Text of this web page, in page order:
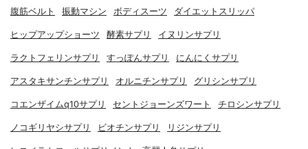
腹筋ベルト 振動マシン ボディスーツ ダイエットスリッパ
ヒップアップショーツ 酵素サプリ イヌリンサプリ
ラクトフェリンサプリ すっぽんサプリ にんにくサプリ
アスタキサンチンサプリ オルニチンサプリ グリシンサプリ
コエンザイムq10サプリ セントジョーンズワート チロシンサプリ
ノコギリヤシサプリ ビオチンサプリ リジンサプリ